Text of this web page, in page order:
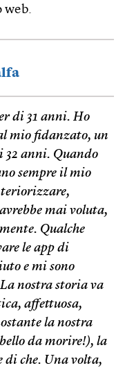
web.
di 31 anni. Ho
mio fidanzato, un
32 anni. Quando
sempre il mio
mai voluta,
Qualche
le app di
e mi sono
nostra storia va
affettuosa,
la nostra
da morire!), la
di che. Una volta,